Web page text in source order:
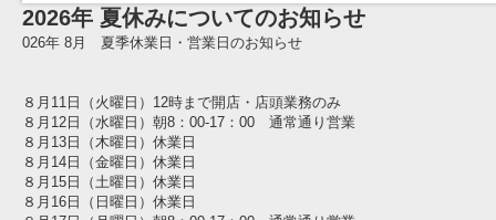
2026年 夏休みについてのお知らせ
026年 8月 夏季休業日・営業日のお知らせ
８月11日（火曜日）12時まで開店・店頭業務のみ
８月12日（水曜日）朝8：00-17：00 通常通り営業
８月13日（木曜日）休業日
８月14日（金曜日）休業日
８月15日（土曜日）休業日
８月16日（日曜日）休業日